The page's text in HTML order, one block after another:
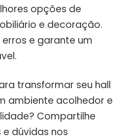
opções de
e decoração.
e garante um
transformar seu hall
ambiente acolhedor e
Compartilhe
e dúvidas nos